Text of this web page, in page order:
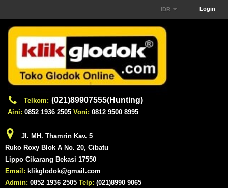
Login
IDR
Telkom: (021)89907555(Hunting)
Aini: 0852 1936 2505 Voni: 0812 9500 8995
Jl. MH. Thamrin Kav. 5
Ruko Roxy Blok A No. 20, Cibatu
Lippo Cikarang Bekasi 17550
Email: klikglodok@gmail.com
Admin: 0852 1936 2505 Telp: (021)8990 9065